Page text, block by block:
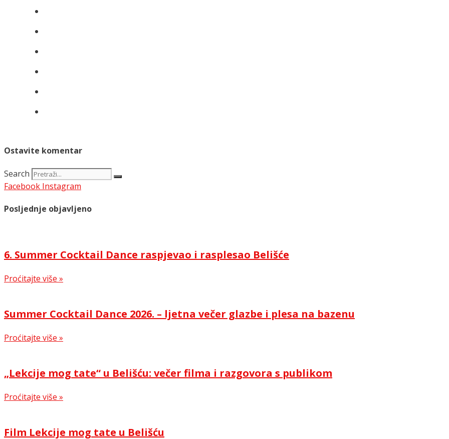
Ostavite komentar
Search
Facebook Instagram
Posljednje objavljeno
6. Summer Cocktail Dance raspjevao i rasplesao Belišće
Proćitajte više »
Summer Cocktail Dance 2026. – ljetna večer glazbe i plesa na bazenu
Proćitajte više »
„Lekcije mog tate“ u Belišću: večer filma i razgovora s publikom
Proćitajte više »
Film Lekcije mog tate u Belišću